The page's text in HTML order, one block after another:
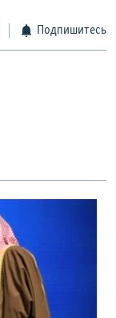
Подпишитесь